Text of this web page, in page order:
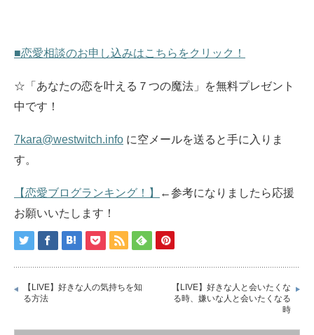
■恋愛相談のお申し込みはこちらをクリック！
☆「あなたの恋を叶える７つの魔法」を無料プレゼント
中です！
7kara@westwitch.info に空メールを送ると手に入りま
す。
【恋愛ブログランキング！】
←参考になりましたら応援
お願いいたします！
【LIVE】好きな人の気持ちを知
る方法
【LIVE】好きな人と会いたくな
る時、嫌いな人と会いたくなる
時